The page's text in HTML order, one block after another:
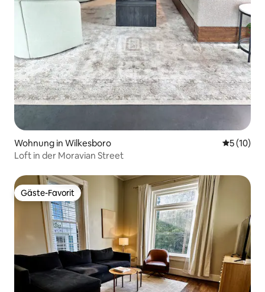
Wohnung in Wilkesboro
5 (10)
Loft in der Moravian Street
Gäste-Favorit
Gäste-Favorit